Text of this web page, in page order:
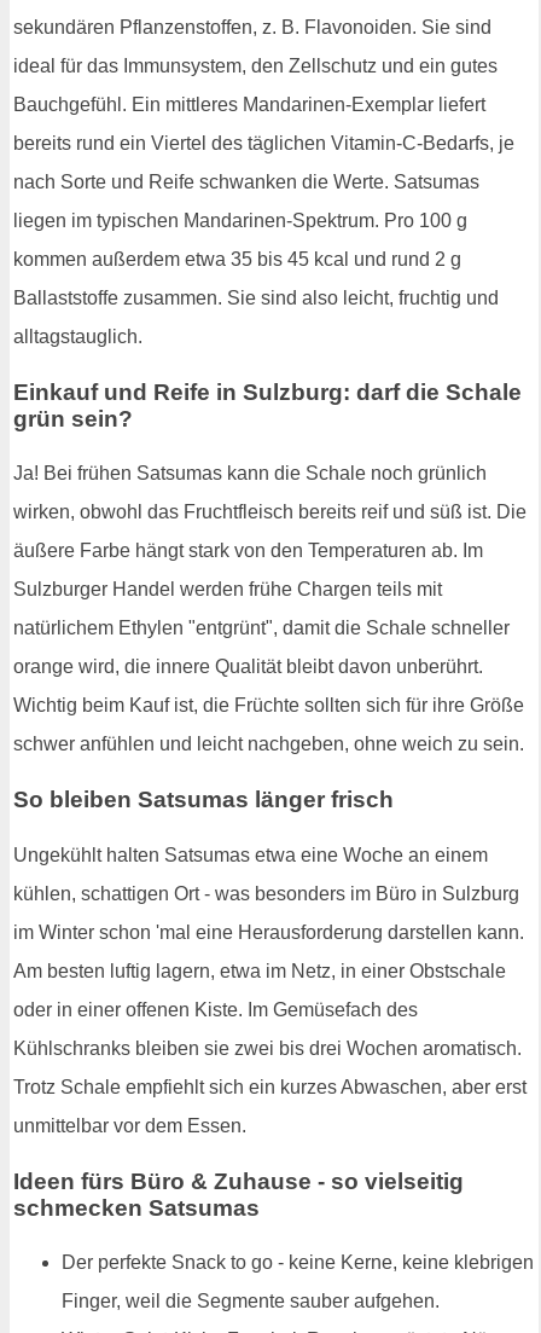
sekundären Pflanzenstoffen, z. B. Flavonoiden. Sie sind
ideal für das Immunsystem, den Zellschutz und ein gutes
Bauchgefühl. Ein mittleres Mandarinen-Exemplar liefert
bereits rund ein Viertel des täglichen Vitamin-C-Bedarfs, je
nach Sorte und Reife schwanken die Werte. Satsumas
liegen im typischen Mandarinen-Spektrum. Pro 100 g
kommen außerdem etwa 35 bis 45 kcal und rund 2 g
Ballaststoffe zusammen. Sie sind also leicht, fruchtig und
alltagstauglich.
Einkauf und Reife in Sulzburg: darf die Schale
grün sein?
Ja! Bei frühen Satsumas kann die Schale noch grünlich
wirken, obwohl das Fruchtfleisch bereits reif und süß ist. Die
äußere Farbe hängt stark von den Temperaturen ab. Im
Sulzburger Handel werden frühe Chargen teils mit
natürlichem Ethylen "entgrünt", damit die Schale schneller
orange wird, die innere Qualität bleibt davon unberührt.
Wichtig beim Kauf ist, die Früchte sollten sich für ihre Größe
schwer anfühlen und leicht nachgeben, ohne weich zu sein.
So bleiben Satsumas länger frisch
Ungekühlt halten Satsumas etwa eine Woche an einem
kühlen, schattigen Ort - was besonders im Büro in Sulzburg
im Winter schon 'mal eine Herausforderung darstellen kann.
Am besten luftig lagern, etwa im Netz, in einer Obstschale
oder in einer offenen Kiste. Im Gemüsefach des
Kühlschranks bleiben sie zwei bis drei Wochen aromatisch.
Trotz Schale empfiehlt sich ein kurzes Abwaschen, aber erst
unmittelbar vor dem Essen.
Ideen fürs Büro & Zuhause - so vielseitig
schmecken Satsumas
Der perfekte Snack to go - keine Kerne, keine klebrigen
Finger, weil die Segmente sauber aufgehen.